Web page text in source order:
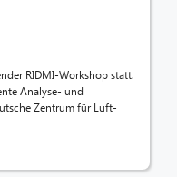
RIDMI-Workshop statt.
Analyse- und
Zentrum für Luft-